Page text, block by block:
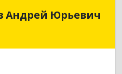
Андрей Юрьевич
Андрей Юрьевич
край, Верещагинский р-н,